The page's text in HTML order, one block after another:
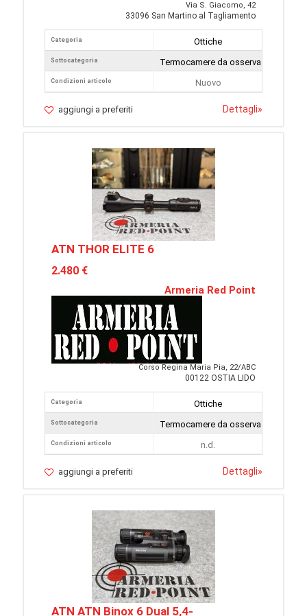
Via S. Giacomo, 42
33096 San Martino al Tagliamento
Categoria
Sottocategoria
Condizioni articolo
Ottiche
Termocamere da osservazione
Nuovo
aggiungi a preferiti Dettagli»
ATN THOR ELITE 6
2.480 €
Armeria Red Point
Corso Regina Maria Pia, 22/ABC
00122 OSTIA LIDO
Categoria
Sottocategoria
Condizioni articolo
Ottiche
Termocamere da osservazione
n.d.
aggiungi a preferiti Dettagli»
ATN ATN Binox 6 Dual 5,4-